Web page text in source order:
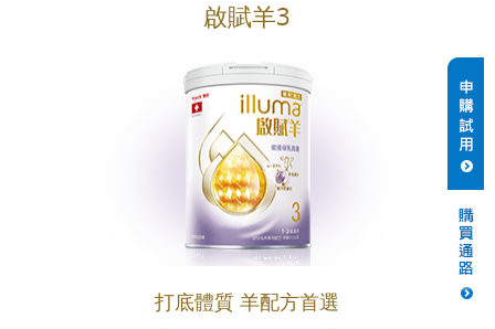
啟賦羊3
打底體質 羊配方首選